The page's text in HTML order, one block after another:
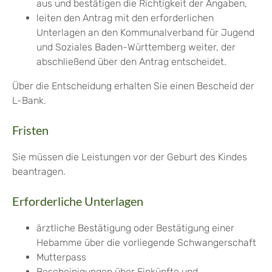
aus und bestätigen die Richtigkeit der Angaben,
leiten den Antrag mit den erforderlichen
Unterlagen an den Kommunalverband für Jugend
und Soziales Baden-Württemberg weiter, der
abschließend über den Antrag entscheidet.
Über die Entscheidung erhalten Sie einen Bescheid der
L-Bank.
Fristen
Sie müssen die Leistungen vor der Geburt des Kindes
beantragen.
Erforderliche Unterlagen
ärztliche Bestätigung oder Bestätigung einer
Hebamme über die vorliegende Schwangerschaft
Mutterpass